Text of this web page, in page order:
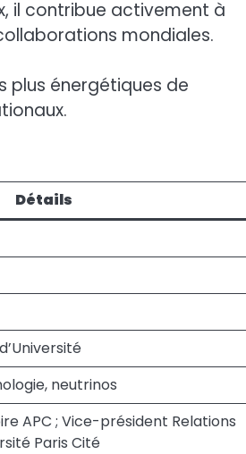
il contribue activement à
mondiales.
plus énergétiques de
Détails
neutrinos
APC ; Vice-président Relations
Paris Cité